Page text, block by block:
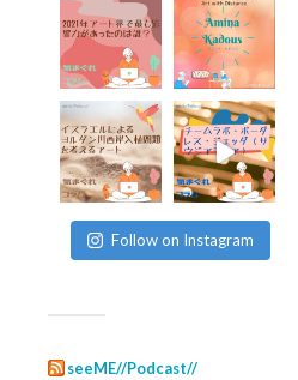
Follow on Instagram
seeME//Podcast//